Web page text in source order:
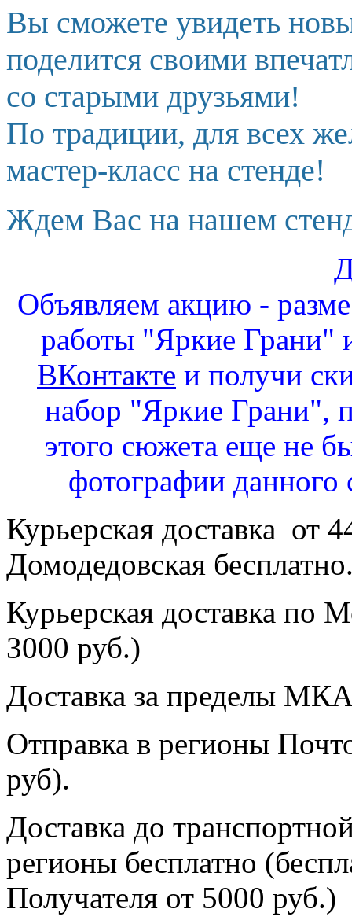
Вы сможете увидеть
поделится своими
со старыми друзьями!
По традиции, для всех
мастер-класс на стенде!
Ждем Вас на нашем
Объявляем акцию -
работы "Яркие Грани"
ВКонтакте и получи
набор "Яркие Грани",
этого сюжета еще не
фотографии
Курьерская доставка от
Домодедовская
Курьерская доставка по
3000 руб.)
Доставка за пределы
Отправка в регионы
руб).
Доставка до
регионы бесплатно
Получателя от 5000 руб.)